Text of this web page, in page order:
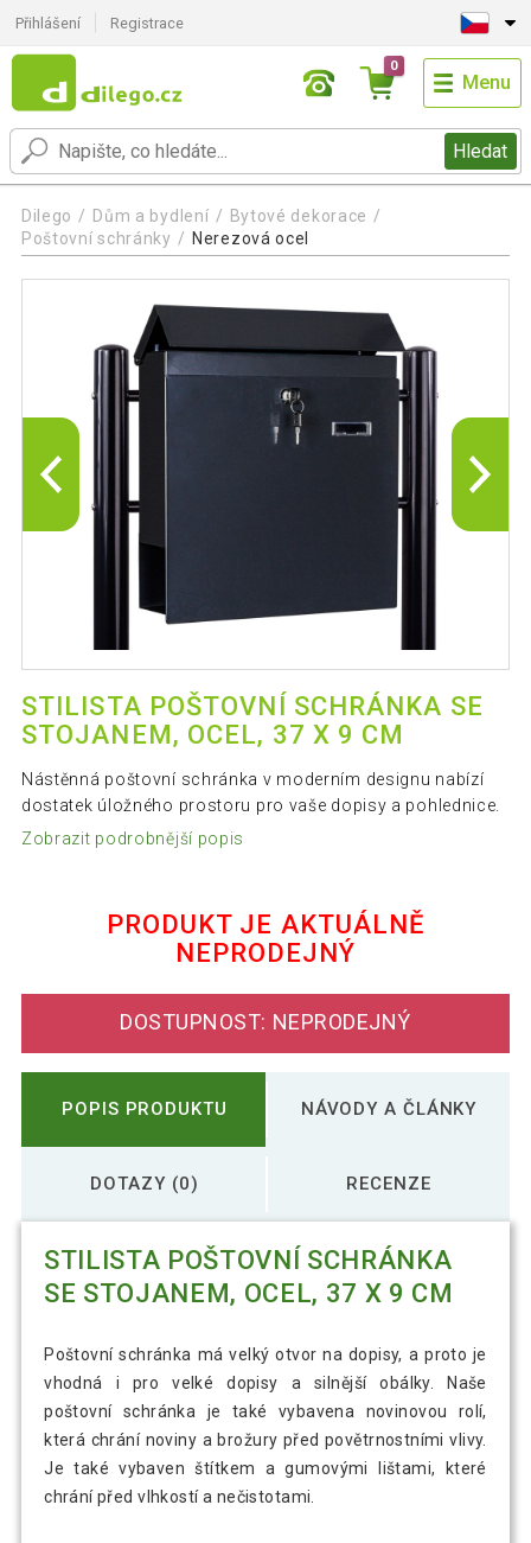
Přihlášení Registrace
Hledat
0
Menu
Dilego Dům a bydlení
Bytové dekorace
Poštovní schránky
Nerezová ocel
STILISTA POŠTOVNÍ SCHRÁNKA SE
STOJANEM, OCEL, 37 X 9 CM
Nástěnná poštovní schránka v moderním designu nabízí
dostatek úložného prostoru pro vaše dopisy a pohlednice.
Zobrazit podrobnější popis
PRODUKT JE AKTUÁLNĚ
NEPRODEJNÝ
DOSTUPNOST: NEPRODEJNÝ
POPIS PRODUKTU NÁVODY A ČLÁNKY
DOTAZY (0) RECENZE
STILISTA POŠTOVNÍ SCHRÁNKA
SE STOJANEM, OCEL, 37 X 9 CM
Poštovní schránka má velký otvor na dopisy, a proto je
vhodná i pro velké dopisy a silnější obálky. Naše
poštovní schránka je také vybavena novinovou rolí,
která chrání noviny a brožury před povětrnostními vlivy.
Je také vybaven štítkem a gumovými lištami, které
chrání před vlhkostí a nečistotami.